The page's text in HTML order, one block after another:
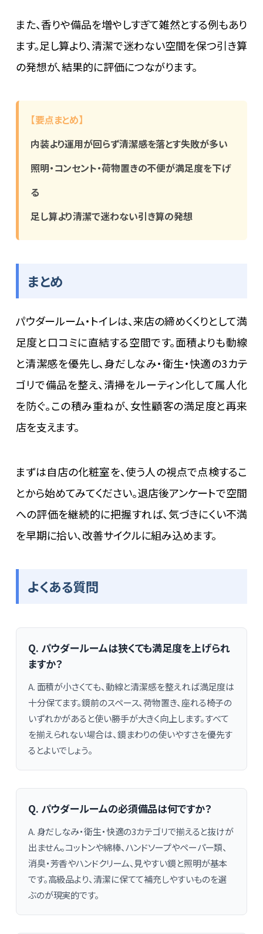
また、香りや備品を増やしすぎて雑然とする例もあり
ます。足し算より、清潔で迷わない空間を保つ引き算
の発想が、結果的に評価につながります。
【要点まとめ】
内装より運用が回らず清潔感を落とす失敗が多い
照明・コンセント・荷物置きの不便が満足度を下げ
る
足し算より清潔で迷わない引き算の発想
まとめ
パウダールーム・トイレは、来店の締めくくりとして満
足度と口コミに直結する空間です。面積よりも動線
と清潔感を優先し、身だしなみ・衛生・快適の3カテ
ゴリで備品を整え、清掃をルーティン化して属人化
を防ぐ。この積み重ねが、女性顧客の満足度と再来
店を支えます。
まずは自店の化粧室を、使う人の視点で点検するこ
とから始めてみてください。退店後アンケートで空間
への評価を継続的に把握すれば、気づきにくい不満
を早期に拾い、改善サイクルに組み込めます。
よくある質問
Q. パウダールームは狭くても満足度を上げられ
ますか？
A. 面積が小さくても、動線と清潔感を整えれば満足度は
十分保てます。鏡前のスペース、荷物置き、座れる椅子の
いずれかがあると使い勝手が大きく向上します。すべて
を揃えられない場合は、鏡まわりの使いやすさを優先す
るとよいでしょう。
Q. パウダールームの必須備品は何ですか？
A. 身だしなみ・衛生・快適の3カテゴリで揃えると抜けが
出ません。コットンや綿棒、ハンドソープやペーパー類、
消臭・芳香やハンドクリーム、見やすい鏡と照明が基本
です。高級品より、清潔に保てて補充しやすいものを選
ぶのが現実的です。